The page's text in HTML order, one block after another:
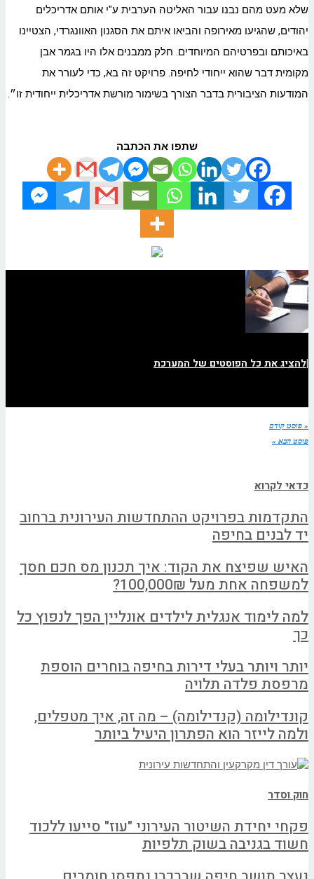
שלא מעט מהם נבנו עבור האליטה הערבית ע"י אותם אדריכלים
יהודים, שהגיעו מאירופה והביאו איתם את הסגנון האוונגרדי, הצטיינו
באיכותם ובפרטיהם המיוחדים. חלק ממבנים אלו היו בגמר אבן
מקומית דבר שהוא ייחודי לחיפה. פרויקט זה בא, כדי לעורר את
המודעות הציבורית בדבר הצורך בשימור מורשת אדריכלית ייחודית זו״.
שתפו את הכתבה
|להציג את כל הפוסטים של המערכת
« פוסט קודם
פוסט הבא »
כדאי לקרוא
התקדמות בפרויקט ההתחדשות העירונית ברחוב
יד לבנים בחיפה
האיש שפיצח את הקוד: איך תכנון מס חכם חסך
למשפחה אחת מעל 100,000₪?
למה לימוד אנגלית לילדים אונליין הפך לנפוץ כל
כך
יותר ויותר בעלי דירות בחיפה בוחרים הוספת
מרפסת פלדה תלויה
קונדילומה (קנדילומה) – מה זה, איך מטפלים,
ולמה לייזר הוא הפתרון היעיל ביותר
חוק וסדר
פקחי יחידת השיטור העירוני "עוז" סייעו ללכוד
חשוד בגניבה בשוק תלפיות